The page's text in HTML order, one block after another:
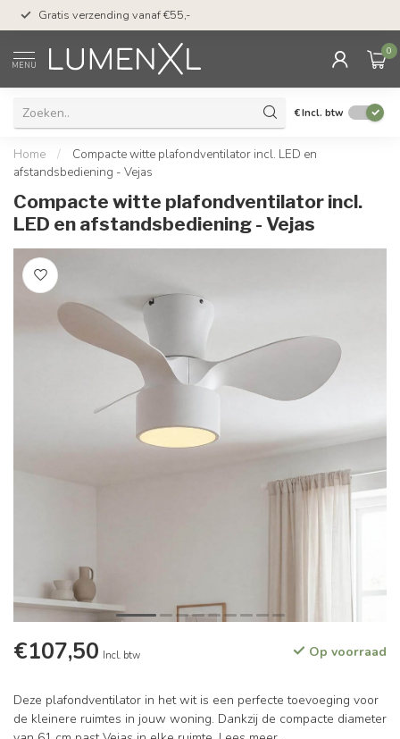
Gratis verzending vanaf €55,-
MENU
0
€Incl. btw
Home /
Compacte witte plafondventilator incl. LED en
afstandsbediening - Vejas
Compacte witte plafondventilator incl.
LED en afstandsbediening - Vejas
€107,50 Incl. btw Op voorraad
Deze plafondventilator in het wit is een perfecte toevoeging voor
de kleinere ruimtes in jouw woning. Dankzij de compacte diameter